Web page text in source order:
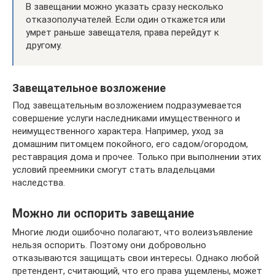
В завещании можно указать сразу несколько
отказополучателей. Если один откажется или
умрет раньше завещателя, права перейдут к
другому.
Завещательное возложение
Под завещательным возложением подразумевается
совершение услуги наследниками имущественного и
неимущественного характера. Например, уход за
домашним питомцем покойного, его садом/огородом,
реставрация дома и прочее. Только при выполнении этих
условий преемники смогут стать владельцами
наследства.
Можно ли оспорить завещание
Многие люди ошибочно полагают, что волеизъявление
нельзя оспорить. Поэтому они добровольно
отказываются защищать свои интересы. Однако любой
претендент, считающий, что его права ущемлены, может